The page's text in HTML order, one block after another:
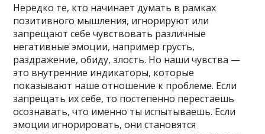
Нередко те, кто начинает думать в рамках
позитивного мышления, игнорируют или
запрещают себе чувствовать различные
негативные эмоции, например грусть,
раздражение, обиду, злость. Но наши чувства —
это внутренние индикаторы, которые
показывают наше отношение к проблеме. Если
запрещать их себе, то постепенно перестаешь
осознавать, что именно ты испытываешь. Если
эмоции игнорировать, они становятся